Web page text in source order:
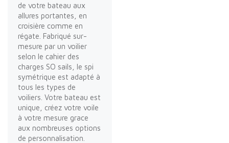
de votre bateau aux
allures portantes, en
croisière comme en
régate. Fabriqué sur-
mesure par un voilier
selon le cahier des
charges SO sails, le spi
symétrique est adapté à
tous les types de
voiliers. Votre bateau est
unique, créez votre voile
à votre mesure grace
aux nombreuses options
de personnalisation.